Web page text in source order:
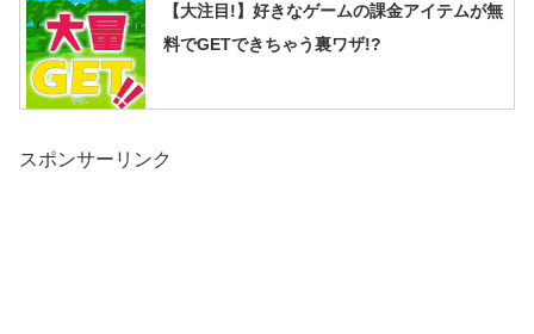
【大注目!】好きなゲームの課金アイテムが無
料でGETできちゃう裏ワザ!?
スポンサーリンク